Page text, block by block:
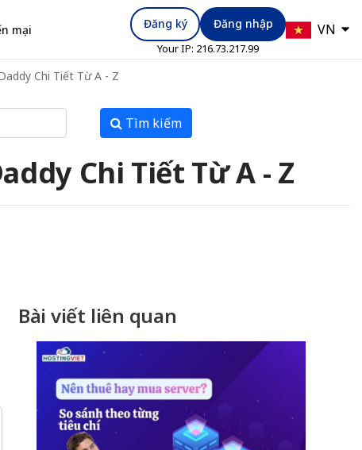
mại Đăng ký Đăng nhập
Your IP: 216.73.217.99
VN
Chi Tiết Từ A - Z
Tìm kiếm
Chi Tiết Từ A - Z
Bài viết liên quan